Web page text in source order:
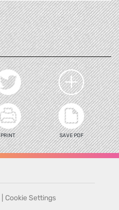
PRINT SAVE PDF
Cookie Settings